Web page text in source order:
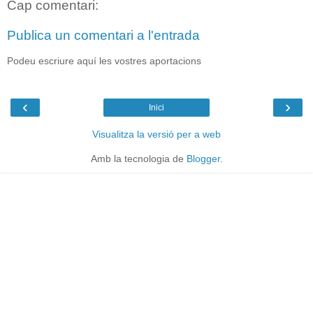
Cap comentari:
Publica un comentari a l'entrada
Podeu escriure aquí les vostres aportacions
‹ ›
Inici
Visualitza la versió per a web
Amb la tecnologia de Blogger.